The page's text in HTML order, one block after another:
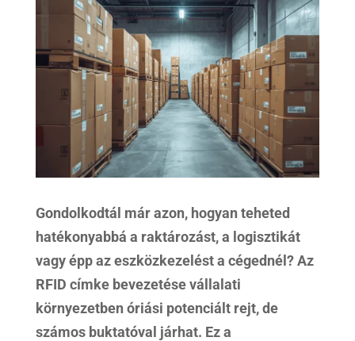
Gondolkodtál már azon, hogyan teheted
hatékonyabbá a raktározást, a logisztikát
vagy épp az eszközkezelést a cégednél? Az
RFID címke bevezetése vállalati
környezetben óriási potenciált rejt, de
számos buktatóval járhat. Ez a